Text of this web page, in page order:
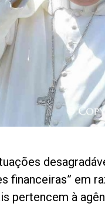
financeiras” em
pertencem à